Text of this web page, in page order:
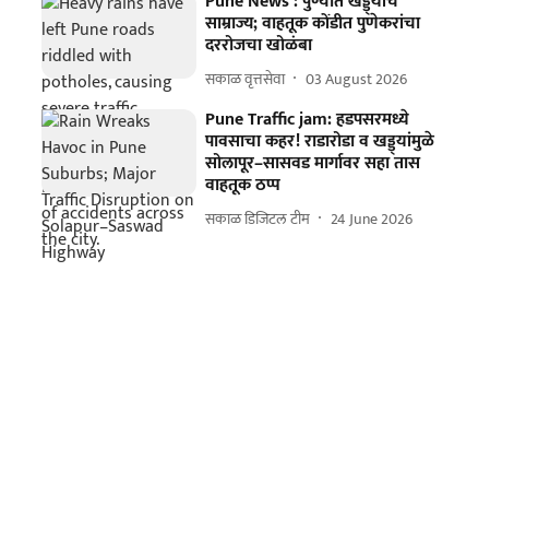
साम्राज्य; वाहतूक कोंडीत पुणेकरांचा
दररोजचा खोळंबा
सकाळ वृत्तसेवा 03 August 2026
Pune Traffic jam: हडपसरमध्ये
पावसाचा कहर! राडारोडा व खड्ड्यांमुळे
सोलापूर–सासवड मार्गावर सहा तास
वाहतूक ठप्प
सकाळ डिजिटल टीम 24 June 2026